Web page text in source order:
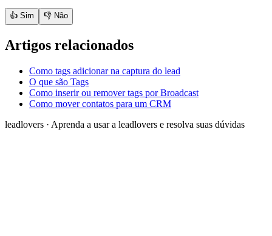
👍 Sim 👎 Não
Artigos relacionados
Como tags adicionar na captura do lead
O que são Tags
Como inserir ou remover tags por Broadcast
Como mover contatos para um CRM
leadlovers · Aprenda a usar a leadlovers e resolva suas dúvidas